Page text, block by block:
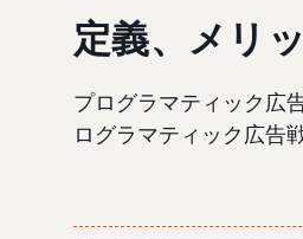
定義、メリ
プログラマティック広
ログラマティック広告